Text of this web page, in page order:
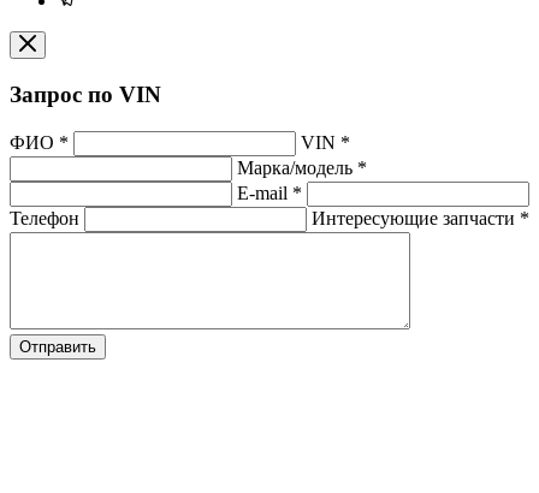
Запрос по VIN
ФИО * VIN *
Марка/модель *
E-mail *
Телефон
Интересующие запчасти *